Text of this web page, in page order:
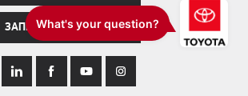
ЗАПИСАТЬСЯ НА СЕРВИС